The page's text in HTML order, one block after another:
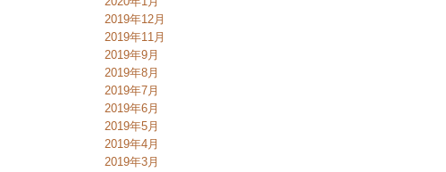
2019年12月
2019年11月
2019年9月
2019年8月
2019年7月
2019年6月
2019年5月
2019年4月
2019年3月